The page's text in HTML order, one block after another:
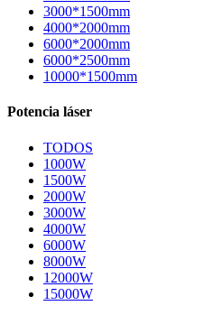
3000*1500mm
4000*2000mm
6000*2000mm
6000*2500mm
10000*1500mm
Potencia láser
TODOS
1000W
1500W
2000W
3000W
4000W
6000W
8000W
12000W
15000W